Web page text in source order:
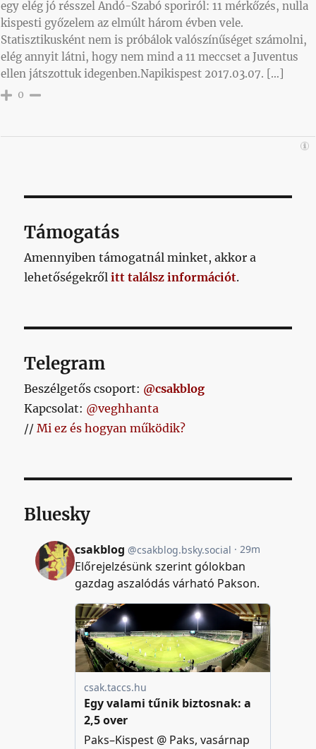
egy elég jó résszel Andó-Szabó sporiról: 11 mérkőzés, nulla
kispesti győzelem az elmúlt három évben vele.
Statisztikusként nem is próbálok valószínűséget számolni,
elég annyit látni, hogy nem mind a 11 meccset a Juventus
ellen játszottuk idegenben.Napikispest 2017.03.07. […]
0
Támogatás
Amennyiben támogatnál minket, akkor a
lehetőségekrőlitt találsz információt.
Telegram
Beszélgetős csoport: @csakblog
Kapcsolat: @veghhanta
//Mi ez és hogyan működik?
Bluesky